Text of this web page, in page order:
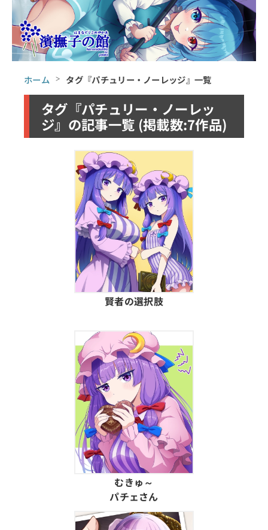
ホーム タグ『パチュリー・ノーレッジ』一覧
タグ『パチュリー・ノーレッ
ジ』の記事一覧 (掲載数:7作品)
賢者の選択肢
むきゅ～
パチェさん